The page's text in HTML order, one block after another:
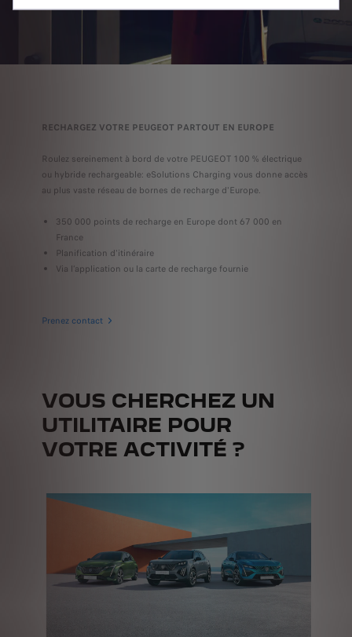
RECHARGEZ VOTRE PEUGEOT PARTOUT EN EUROPE
Roulez sereinement à bord de votre PEUGEOT 100 % électrique
ou hybride rechargeable: eSolutions Charging vous donne accès
au plus vaste réseau de bornes de recharge d'Europe.
350 000 points de recharge en Europe dont 67 000 en
France
Planification d'itinéraire
Via l’application ou la carte de recharge fournie
Prenez contact
VOUS CHERCHEZ UN
UTILITAIRE POUR
VOTRE ACTIVITÉ ?